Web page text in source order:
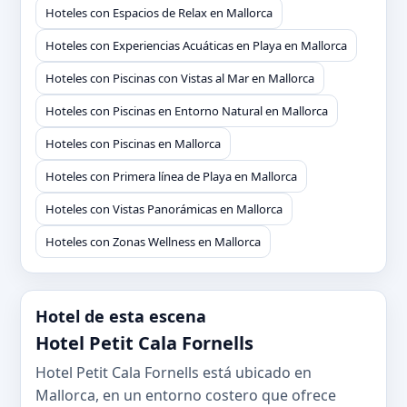
Hoteles con Espacios de Relax en Mallorca
Hoteles con Experiencias Acuáticas en Playa en Mallorca
Hoteles con Piscinas con Vistas al Mar en Mallorca
Hoteles con Piscinas en Entorno Natural en Mallorca
Hoteles con Piscinas en Mallorca
Hoteles con Primera línea de Playa en Mallorca
Hoteles con Vistas Panorámicas en Mallorca
Hoteles con Zonas Wellness en Mallorca
Hotel de esta escena
Hotel Petit Cala Fornells
Hotel Petit Cala Fornells está ubicado en
Mallorca, en un entorno costero que ofrece